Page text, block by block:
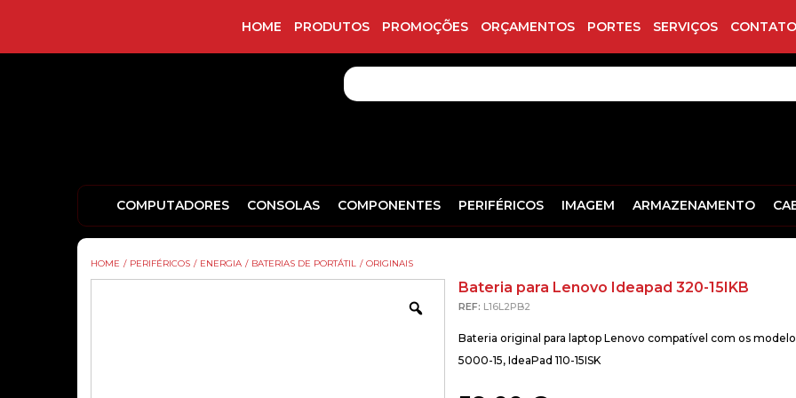
HOME PRODUTOS PROMOÇÕES ORÇAMENTOS PORTES SERVIÇOS
COMPUTADORES CONSOLAS COMPONENTES PERIFÉRICOS IMAGEM ARMAZENAMENTO
HOME / PERIFÉRICOS / ENERGIA / BATERIAS DE PORTÁTIL / ORIGINAIS
Zoom
Bateria para Lenovo Ideapad 320-15IKB
REF: L16L2PB2
Bateria original para laptop Lenovo compatível com os
5000-15, IdeaPad 110-15ISK